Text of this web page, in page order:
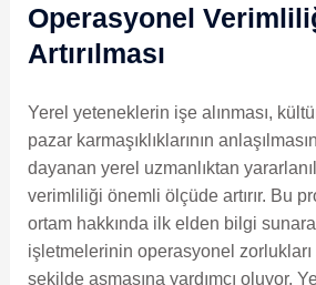
Operasyonel
Artırılması
Yerel yeteneklerin işe alınması,
pazar karmaşıklıklarının
dayanan yerel uzmanlıktan
verimliliği önemli ölçüde artırır. Bu
ortam hakkında ilk elden bilgi
işletmelerinin operasyonel
şekilde aşmasına yardımcı oluyor.